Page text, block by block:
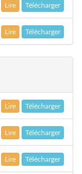
Lire Télécharger
Lire Télécharger
Lire Télécharger
Lire Télécharger
Lire Télécharger